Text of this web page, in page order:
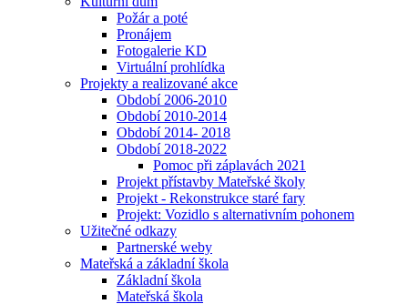
Požár a poté
Pronájem
Fotogalerie KD
Virtuální prohlídka
Projekty a realizované akce
Období 2006-2010
Období 2010-2014
Období 2014- 2018
Období 2018-2022
Pomoc při záplavách 2021
Projekt přístavby Mateřské školy
Projekt - Rekonstrukce staré fary
Projekt: Vozidlo s alternativním pohonem
Užitečné odkazy
Partnerské weby
Mateřská a základní škola
Základní škola
Mateřská škola